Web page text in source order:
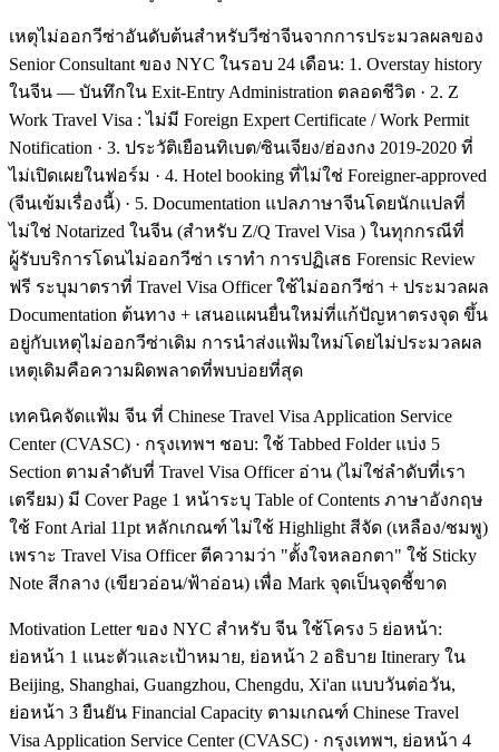
เหตุไม่ออกวีซ่าอันดับต้นสำหรับวีซ่าจีนจากการประมวลผลของ
Senior Consultant ของ NYC ในรอบ 24 เดือน: 1. Overstay history
ในจีน — บันทึกใน Exit-Entry Administration ตลอดชีวิต · 2. Z
Work Travel Visa : ไม่มี Foreign Expert Certificate / Work Permit
Notification · 3. ประวัติเยือนทิเบต/ซินเจียง/ฮ่องกง 2019-2020 ที่
ไม่เปิดเผยในฟอร์ม · 4. Hotel booking ที่ไม่ใช่ Foreigner-approved
(จีนเข้มเรื่องนี้) · 5. Documentation แปลภาษาจีนโดยนักแปลที่
ไม่ใช่ Notarized ในจีน (สำหรับ Z/Q Travel Visa ) ในทุกกรณีที่
ผู้รับบริการโดนไม่ออกวีซ่า เราทำ การปฏิเสธ Forensic Review
ฟรี ระบุมาตราที่ Travel Visa Officer ใช้ไม่ออกวีซ่า + ประมวลผล
Documentation ต้นทาง + เสนอแผนยื่นใหม่ที่แก้ปัญหาตรงจุด ขึ้น
อยู่กับเหตุไม่ออกวีซ่าเดิม การนำส่งแฟ้มใหม่โดยไม่ประมวลผล
เหตุเดิมคือความผิดพลาดที่พบบ่อยที่สุด
เทคนิคจัดแฟ้ม จีน ที่ Chinese Travel Visa Application Service
Center (CVASC) · กรุงเทพฯ ชอบ: ใช้ Tabbed Folder แบ่ง 5
Section ตามลำดับที่ Travel Visa Officer อ่าน (ไม่ใช่ลำดับที่เรา
เตรียม) มี Cover Page 1 หน้าระบุ Table of Contents ภาษาอังกฤษ
ใช้ Font Arial 11pt หลักเกณฑ์ ไม่ใช้ Highlight สีจัด (เหลือง/ชมพู)
เพราะ Travel Visa Officer ตีความว่า "ตั้งใจหลอกตา" ใช้ Sticky
Note สีกลาง (เขียวอ่อน/ฟ้าอ่อน) เพื่อ Mark จุดเป็นจุดชี้ขาด
Motivation Letter ของ NYC สำหรับ จีน ใช้โครง 5 ย่อหน้า:
ย่อหน้า 1 แนะตัวและเป้าหมาย, ย่อหน้า 2 อธิบาย Itinerary ใน
Beijing, Shanghai, Guangzhou, Chengdu, Xi'an แบบวันต่อวัน,
ย่อหน้า 3 ยืนยัน Financial Capacity ตามเกณฑ์ Chinese Travel
Visa Application Service Center (CVASC) · กรุงเทพฯ, ย่อหน้า 4